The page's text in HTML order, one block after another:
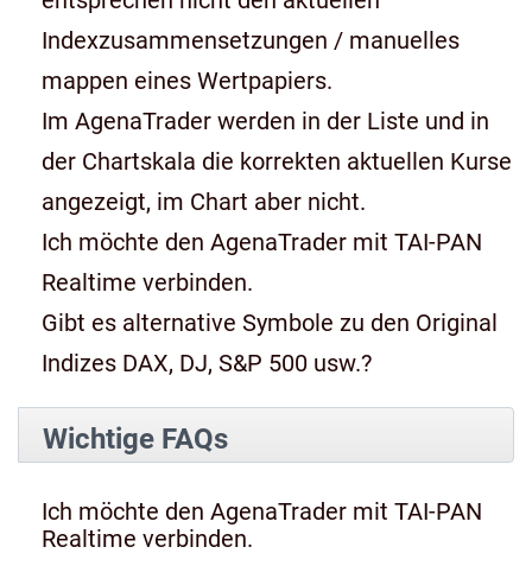
Indexzusammensetzungen / manuelles
mappen eines Wertpapiers.
Im AgenaTrader werden in der Liste und in
der Chartskala die korrekten aktuellen Kurse
angezeigt, im Chart aber nicht.
Ich möchte den AgenaTrader mit TAI-PAN
Realtime verbinden.
Gibt es alternative Symbole zu den Original
Indizes DAX, DJ, S&P 500 usw.?
Wichtige FAQs
Ich möchte den AgenaTrader mit TAI-PAN
Realtime verbinden.